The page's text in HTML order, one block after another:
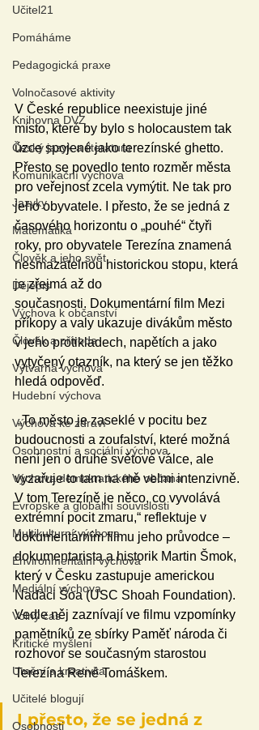
Učitel21
Pomáháme
Pedagogická praxe
Volnočasové aktivity
Knihovna DVZ
Český jazyk a literatura
Komunikační výchova
Jazyky
Matematika
Člověk a jeho svět
Dějepis
Výchova k občanství
Člověk a příroda
Výtvarná výchova
Hudební výchova
Výchova ke zdraví
Osobnostní a sociální výchova
Výchova demokratického občana
Evropské a globální souvislosti
Multikulturní výchova
Environmentální výchova
Mediální výchova
Volný čas
Kritické myšlení
Umění a kreativita
Učitelé blogují
Osobnosti
V České republice neexistuje jiné
místo, které by bylo s holocaustem tak
úzce spojené jako terezínské ghetto.
Přesto se povedlo tento rozměr města
pro veřejnost zcela vymýtit. Ne tak pro
jeho obyvatele. I přesto, že se jedná z
časového horizontu o „pouhé“ čtyři
roky, pro obyvatele Terezína znamená
nesmazatelnou historickou stopu, která
je zřejmá až do
současnosti. Dokumentární film Mezi
příkopy a valy ukazuje divákům město
v jeho protikladech, napětích a jako
vytyčený otazník, na který se jen těžko
hledá odpověď.
„To město je zaseklé v pocitu bez
budoucnosti a zoufalství, které možná
není jen o druhé světové válce, ale
vyzařuje to tam na mě velmi intenzivně.
V tom Terezíně je něco, co vyvolává
extrémní pocit zmaru,“ reflektuje v
dokumentárním filmu jeho průvodce –
dokumentarista a historik Martin Šmok,
který v Česku zastupuje americkou
Nadaci Šoa (USC Shoah Foundation).
Vedle něj zaznívají ve filmu vzpomínky
pamětníků ze sbírky Paměť národa či
rozhovor se současným starostou
Terezína René Tomáškem.
I přesto, že se jedná z